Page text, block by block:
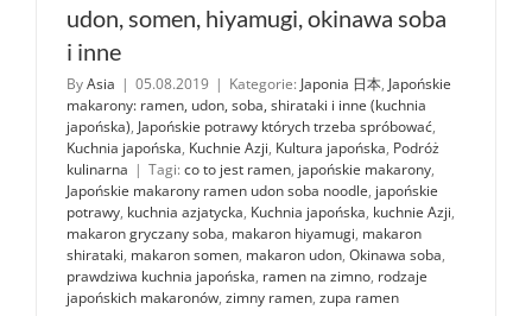
udon, somen, hiyamugi, okinawa soba
i inne
ByAsia | 05.08.2019 | Kategorie: Japonia 日本, Japońskie
makarony: ramen, udon, soba, shirataki i inne (kuchnia
japońska), Japońskie potrawy których trzeba spróbować,
Kuchnia japońska, Kuchnie Azji, Kultura japońska, Podróż
kulinarna | Tagi: co to jest ramen, japońskie makarony,
Japońskie makarony ramen udon soba noodle, japońskie
potrawy, kuchnia azjatycka, Kuchnia japońska, kuchnie Azji,
makaron gryczany soba, makaron hiyamugi, makaron
shirataki, makaron somen, makaron udon, Okinawa soba,
prawdziwa kuchnia japońska, ramen na zimno, rodzaje
japońskich makaronów, zimny ramen, zupa ramen